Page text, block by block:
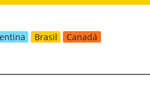
Brasil Canadá